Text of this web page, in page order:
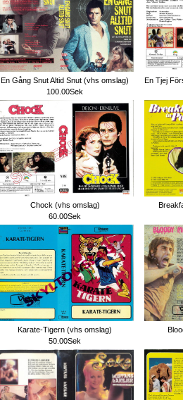
En Gång Snut Altid Snut (vhs omslag)
100.00Sek
En Tjej
Chock (vhs omslag)
60.00Sek
Karate-Tigern (vhs omslag)
50.00Sek